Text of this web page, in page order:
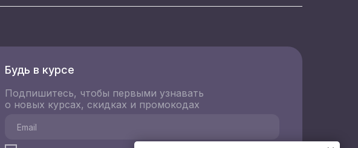
Будь в курсе
Подпишитесь, чтобы первыми узнавать
о новых курсах, скидках и промокодах